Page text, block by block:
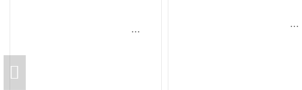
... ...